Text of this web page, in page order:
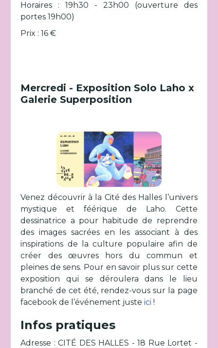
Horaires : 19h30 - 23h00 (ouverture des
portes 19h00)
Prix : 16 €
Mercredi - Exposition Solo Laho x
Galerie Superposition
Venez découvrir à la Cité des Halles l’univers
mystique et féérique de Laho. Cette
dessinatrice a pour habitude de reprendre
des images sacrées en les associant à des
inspirations de la culture populaire afin de
créer des œuvres hors du commun et
pleines de sens. Pour en savoir plus sur cette
exposition qui se déroulera dans le lieu
branché de cet été, rendez-vous sur la page
facebook de l’événement justeici !
Infos pratiques
Adresse : CITÉ DES HALLES - 18 Rue Lortet -